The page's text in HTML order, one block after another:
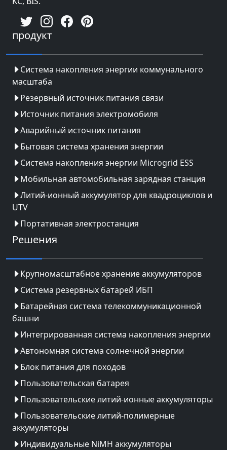
продукт
Система накопления энергии коммунального
масштаба
Резервный источник питания связи
Источник питания электромобиля
Аварийный источник питания
Бытовая система хранения энергии
Система накопления энергии Microgrid ESS
Мобильная автомобильная зарядная станция
Литий-ионный аккумулятор для квадроциклов и
UTV
Портативная электростанция
Решения
Крупномасштабное хранение аккумуляторов
Система резервных батарей ИБП
Батарейная система телекоммуникационной
башни
Интегрированная система накопления энергии
Автономная система солнечной энергии
Блок питания для походов
Пользовательская батарея
Пользовательские литий-ионные аккумуляторы
Пользовательские литий-полимерные
аккумуляторы
Индивидуальные NiMH аккумуляторы